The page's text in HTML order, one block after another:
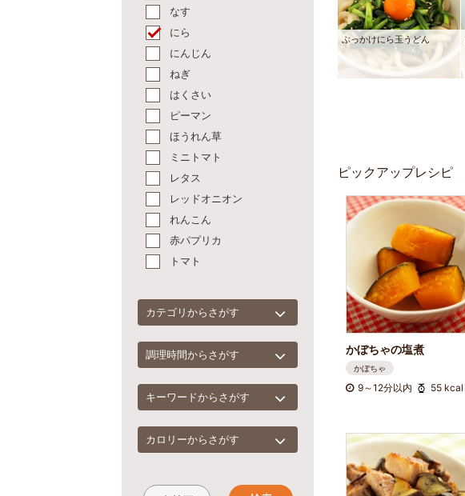
ぶっかけにら玉うどん
ピックアップレシピ
かぼちゃの塩煮
かぼちゃ
9～12分以内 55 kcal
なす
にら
にんじん
ねぎ
はくさい
ピーマン
ほうれん草
ミニトマト
レタス
レッドオニオン
れんこん
赤パプリカ
トマト
カテゴリからさがす
調理時間からさがす
キーワードからさがす
カロリーからさがす